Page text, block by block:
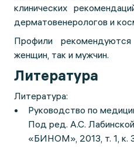
клинических
дерматовенерологов и
Профили
женщин, так и мужчин.
Литература
Литература:
Руководство по
Под ред. А.С.
«БИНОМ», 2013, т. 1, к.